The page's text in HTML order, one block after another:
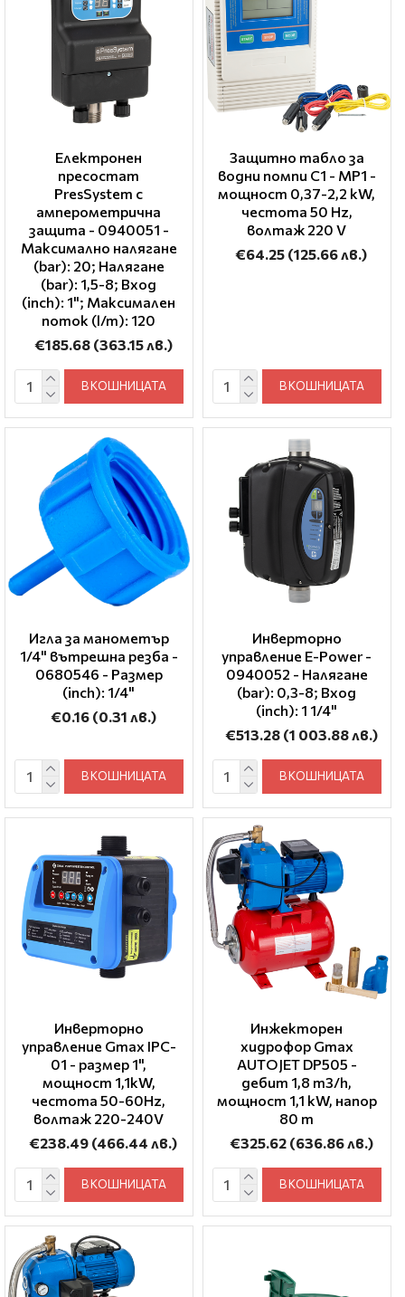
Електронен
пресостат
PresSystem с
амперометрична
защита - 0940051 -
Максимално налягане
(bar): 20; Налягане
(bar): 1,5-8; Вход
(inch): 1"; Максимален
поток (l/m): 120
€185.68 (363.15 лв.)
В КОШНИЦАТА
Защитно табло за
водни помпи C1 - MP1 -
мощност 0,37-2,2 kW,
честота 50 Hz,
волтаж 220 V
€64.25 (125.66 лв.)
В КОШНИЦАТА
Игла за манометър
1/4" вътрешна резба -
0680546 - Размер
(inch): 1/4"
€0.16 (0.31 лв.)
В КОШНИЦАТА
Инверторно
управление E-Power -
0940052 - Налягане
(bar): 0,3-8; Вход
(inch): 1 1/4"
€513.28 (1 003.88 лв.)
В КОШНИЦАТА
Инверторно
управление Gmax IPC-
01 - размер 1",
мощност 1,1kW,
честота 50-60Hz,
волтаж 220-240V
€238.49 (466.44 лв.)
В КОШНИЦАТА
Инжекторен
хидрофор Gmax
AUTOJET DP505 -
дебит 1,8 m3/h,
мощност 1,1 kW, напор
80 m
€325.62 (636.86 лв.)
В КОШНИЦАТА